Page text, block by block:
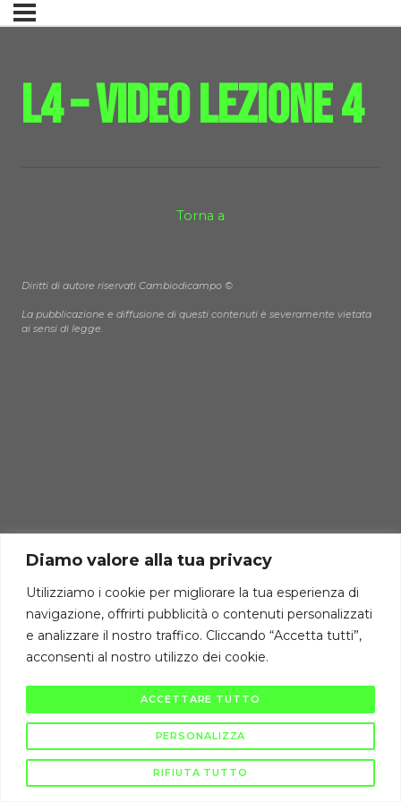
Diamo valore alla tua privacy
Utilizziamo i cookie per migliorare la tua esperienza di
navigazione, offrirti pubblicità o contenuti personalizzati
e analizzare il nostro traffico. Cliccando “Accetta tutti”,
acconsenti al nostro utilizzo dei cookie.
PERSONALIZZA
RIFIUTA TUTTO
ACCETTARE TUTTO
L4 – Video Lezione 4
Torna a
Diritti di autore riservati Cambiodicampo ©
La pubblicazione e diffusione di questi contenuti è severamente vietata
ai sensi di legge.